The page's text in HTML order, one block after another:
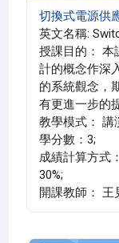
切換式電源供
英文名稱:
授課目的： 本
計的概念作深
的系統觀念，
有更進一步的
教學模式： 講
學分數：3;
成績計算方式
30%;
開課教師： 王